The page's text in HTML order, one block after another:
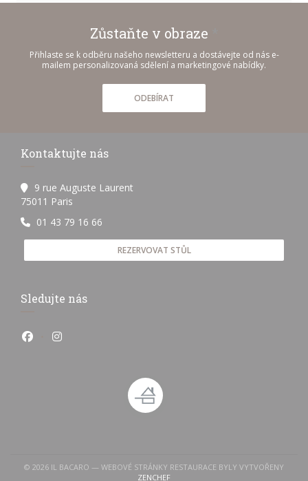
Zůstaňte v obraze
Přihlaste se k odběru našeho newsletteru a dostávejte od nás e-
mailem personalizovaná sdělení a marketingové nabídky.
ODEBÍRAT
Kontaktujte nás
9 rue Auguste Laurent
75011 Paris
01 43 79 16 66
REZERVOVAT STŮL
Sledujte nás
Facebook ((otevře se v novém okně))
Instagram ((otevře se v novém okně))
© 2026 IL BACARO — WEBOVÉ STRÁNKY RESTAURACE BYLY VYTVOŘENY
ZENCHEF((OTEVŘE SE V NOVÉM OKNĚ))